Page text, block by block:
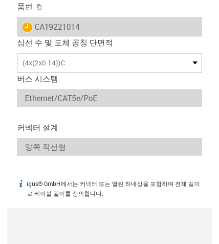
품번
igus-icon-lieferzeit
CAT9221014
심선 수 및 도체 공칭 단면적
(4x(2x0.14))C
버스 시스템
커넥터 설계
igus-icon-info
igus® GmbH에서는 커넥터 또는 열린 하네싱을 포함하여 전체 길이
로 케이블 길이를 정의합니다.